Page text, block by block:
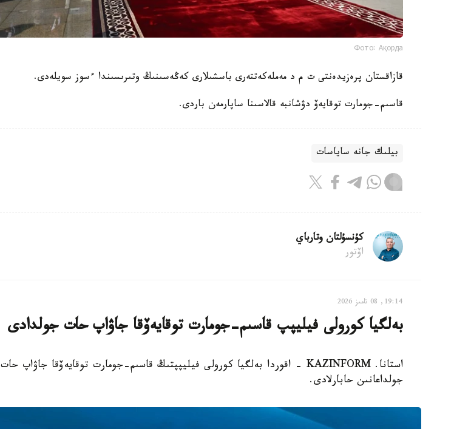
Фото: Ақорда
قازاقستان پرەزيدەنتى ت م د مەملەكەتتەرى باسشىلارى كەڭەسىنىڭ وتىرىسىندا ءسوز سويلەدى.
قاسىم-جومارت توقايەۆ دۋشانبە قالاسىنا ساپارمەن باردى.
بيلىك جانە ساياسات
كۇنسۇلتان وتارباي
اۆتور
19:14, 08 تامىز 2026
بەلگيا كورولى فيليپپ قاسىم-جومارت توقايەۆقا جاۋاپ حات جولدادى
استانا. KAZINFORM - اقوردا بەلگيا كورولى فيليپپتىڭ قاسىم-جومارت توقايەۆقا جاۋاپ حات
جولداعانىن حابارلادى.